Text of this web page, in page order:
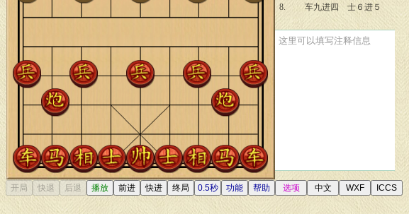
8.
车九进四 士６进５
这里可以填写注释信息